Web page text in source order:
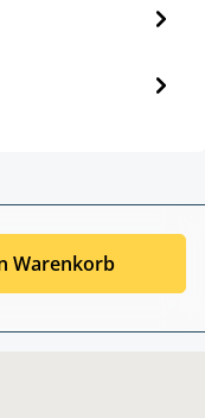
Warenkorb